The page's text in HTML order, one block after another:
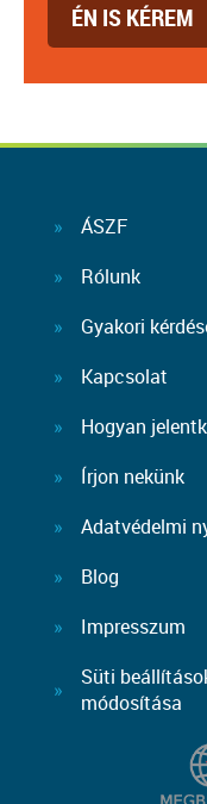
ÉN IS KÉREM
ÁSZF
Rólunk
Gyakori
Kapcsolat
Hogyan
Írjon nekünk
Adatvédelmi
Blog
Impresszum
Süti
módosítása